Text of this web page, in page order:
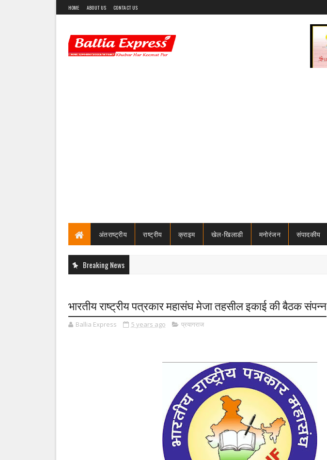
HOME ABOUT US CONTACT US
अंतराष्ट्रीय राष्ट्रीय क्राइम खेल-खिलाडी मनोरंजन संपादकीय
Breaking News
भारतीय राष्ट्रीय पत्रकार महासंघ मेजा तहसील इकाई की बैठक संपन्न
Ballia Express 5 years ago प्रयागराज